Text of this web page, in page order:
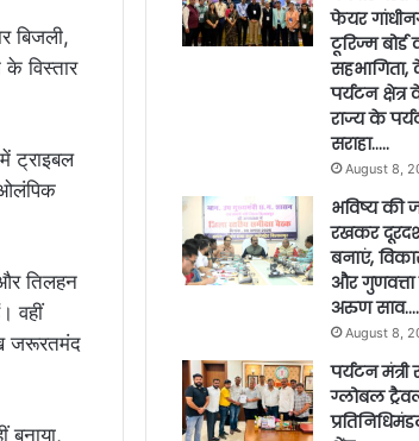
बिजली,
विस्तार
ट्राइबल
ओलंपिक
तिलहन
वहीं
जरूरतमंद
बनाया,
फेयर
टूरिज्म बोर्ड
पर्यटन क्षेत्र
राज्य के
सराहा…..
August 8,
भविष्य की
रखकर
बनाएं,
और गुणवत्ता
अरुण साव….
August 8,
पर्यटन
ग्लोबल